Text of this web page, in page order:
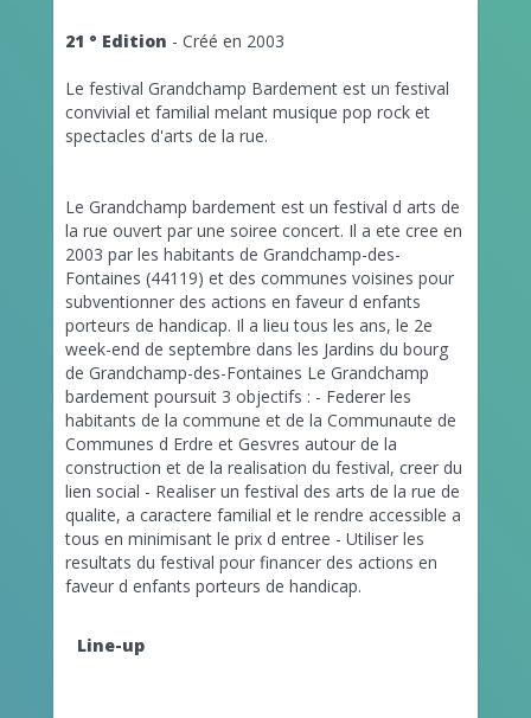
21 ° Edition - Créé en 2003
Le festival Grandchamp Bardement est un festival
convivial et familial melant musique pop rock et
spectacles d'arts de la rue.
Le Grandchamp bardement est un festival d arts de
la rue ouvert par une soiree concert. Il a ete cree en
2003 par les habitants de Grandchamp-des-
Fontaines (44119) et des communes voisines pour
subventionner des actions en faveur d enfants
porteurs de handicap. Il a lieu tous les ans, le 2e
week-end de septembre dans les Jardins du bourg
de Grandchamp-des-Fontaines Le Grandchamp
bardement poursuit 3 objectifs : - Federer les
habitants de la commune et de la Communaute de
Communes d Erdre et Gesvres autour de la
construction et de la realisation du festival, creer du
lien social - Realiser un festival des arts de la rue de
qualite, a caractere familial et le rendre accessible a
tous en minimisant le prix d entree - Utiliser les
resultats du festival pour financer des actions en
faveur d enfants porteurs de handicap.
Line-up